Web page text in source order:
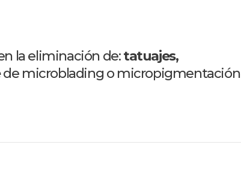
la eliminación de:tatuajes,
de microblading o micropigmentación